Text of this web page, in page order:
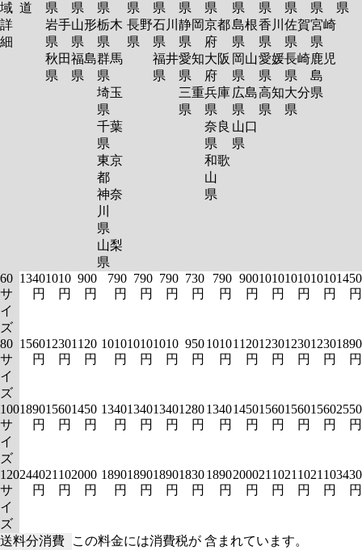
域
詳
細
道 県
岩手
県
秋田
県
県
山形
県
福島
県
県
栃木
県
群馬
県
埼玉
県
千葉
県
東京
都
神奈
川
県
山梨
県
県
長野
県
県
石川
県
福井
県
県
静岡
県
愛知
県
三重
県
県
京都
府
大阪
府
兵庫
県
奈良
県
和歌
山
県
県
島根
県
岡山
県
広島
県
山口
県
県
香川
県
愛媛
県
高知
県
県
佐賀
県
長崎
県
大分
県
県
宮崎
県
鹿児
島
県
県
60
サ
イ
ズ
1340
円
1010
円
900
円
790
円
790
円
790
円
730
円
790
円
900
円
1010
円
1010
円
1010
円
1450
円
80
サ
イ
ズ
1560
円
1230
円
1120
円
1010
円
1010
円
1010
円
950
円
1010
円
1120
円
1230
円
1230
円
1230
円
1890
円
100
サ
イ
ズ
1890
円
1560
円
1450
円
1340
円
1340
円
1340
円
1280
円
1340
円
1450
円
1560
円
1560
円
1560
円
2550
円
120
サ
イ
ズ
2440
円
2110
円
2000
円
1890
円
1890
円
1890
円
1830
円
1890
円
2000
円
2110
円
2110
円
2110
円
3430
円
送料分消費
この料金には消費税が 含まれています。